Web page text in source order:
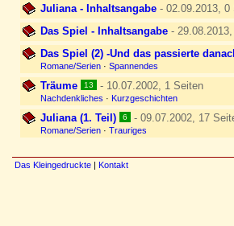
Juliana - Inhaltsangabe - 02.09.2013, 0
Das Spiel - Inhaltsangabe -
Das Spiel (2) -Und das passierte
Romane/Serien · Spannendes
Träume 13 - 10.07.2002, 1 Seiten
Nachdenkliches · Kurzgeschichten
Juliana (1. Teil) 6 - 09.07.2002, 17
Romane/Serien · Trauriges
Das Kleingedruckte | Kontakt